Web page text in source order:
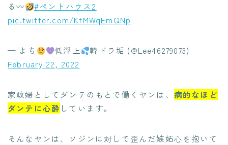
る〰︎
#ペントハウス2
pic.twitter.com/KfMWqEmQNp
— よち 低浮上
韓ドラ垢 (@Lee46279073)
February 22, 2022
家政婦としてダンテのもとで働くヤンは、 病的なほど
ダンテに心酔 しています。
そんなヤンは、ソジンに対して歪んだ嫉妬心を抱いて